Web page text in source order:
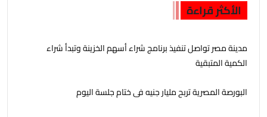
الأكثر قراءة
مدينة مصر تواصل تنفيذ برنامج شراء أسهم الخزينة وتبدأ شراء
الكمية المتبقية
البورصة المصرية تربح مليار جنيه فى ختام جلسة اليوم